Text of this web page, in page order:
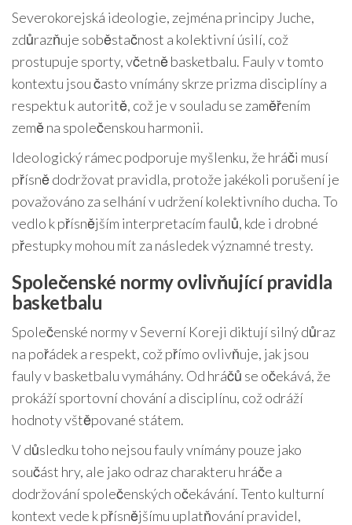
Severokorejská ideologie, zejména principy Juche,
zdůrazňuje soběstačnost a kolektivní úsilí, což
prostupuje sporty, včetně basketbalu. Fauly v tomto
kontextu jsou často vnímány skrze prizma disciplíny a
respektu k autoritě, což je v souladu se zaměřením
země na společenskou harmonii.
Ideologický rámec podporuje myšlenku, že hráči musí
přísně dodržovat pravidla, protože jakékoli porušení je
považováno za selhání v udržení kolektivního ducha. To
vedlo k přísnějším interpretacím faulů, kde i drobné
přestupky mohou mít za následek významné tresty.
Společenské normy ovlivňující pravidla
basketbalu
Společenské normy v Severní Koreji diktují silný důraz
na pořádek a respekt, což přímo ovlivňuje, jak jsou
fauly v basketbalu vymáhány. Od hráčů se očekává, že
prokáží sportovní chování a disciplínu, což odráží
hodnoty vštěpované státem.
V důsledku toho nejsou fauly vnímány pouze jako
součást hry, ale jako odraz charakteru hráče a
dodržování společenských očekávání. Tento kulturní
kontext vede k přísnějšímu uplatňování pravidel,